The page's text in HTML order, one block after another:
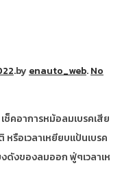
.byenauto_web.No
ช็คอาการหม้อลมเบรคเสีย
รือเวลาเหยียบแป้นเบรค
ดังของลมออก ฟู่ๆเวลาเห